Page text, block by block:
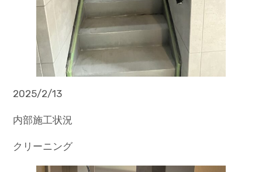
2025/2/13
内部施工状況
クリーニング